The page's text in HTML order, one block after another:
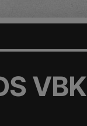
VBK